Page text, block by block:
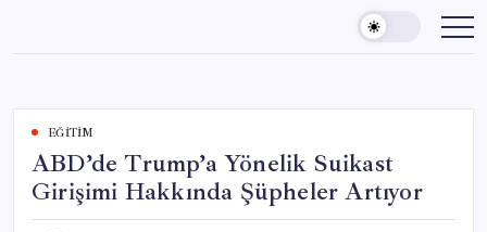
content
EĞITIM
ABD’de Trump’a Yönelik Suikast
Girişimi Hakkında Şüpheler Artıyor